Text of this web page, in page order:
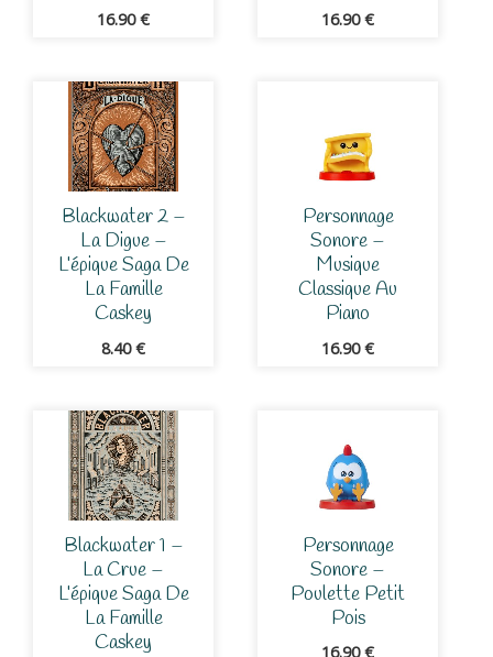
16.90€ 16.90€
Blackwater 2 –
La Digue –
L’épique Saga De
La Famille
Caskey
8.40€
Personnage
Sonore –
Musique
Classique Au
Piano
16.90€
Blackwater 1 –
La Crue –
L’épique Saga De
La Famille
Caskey
Personnage
Sonore –
Poulette Petit
Pois
16.90€